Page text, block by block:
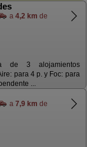
a 4,2 km de
de 3 alojamientos
para 4 p. y Foc: para
...
a 7,9 km de